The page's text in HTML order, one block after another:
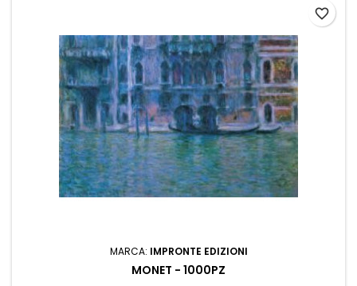
MARCA: IMPRONTE EDIZIONI
MONET - 1000PZ
favorite_border